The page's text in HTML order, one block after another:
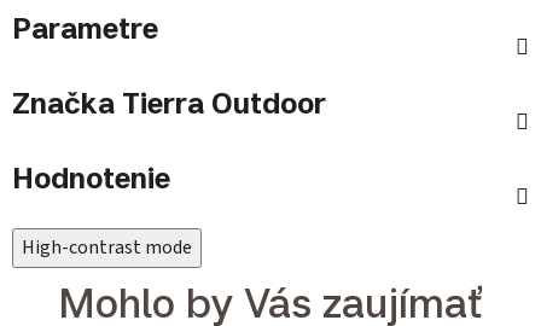
Parametre
Značka Tierra Outdoor
Hodnotenie
High-contrast mode
Mohlo by Vás zaujímať